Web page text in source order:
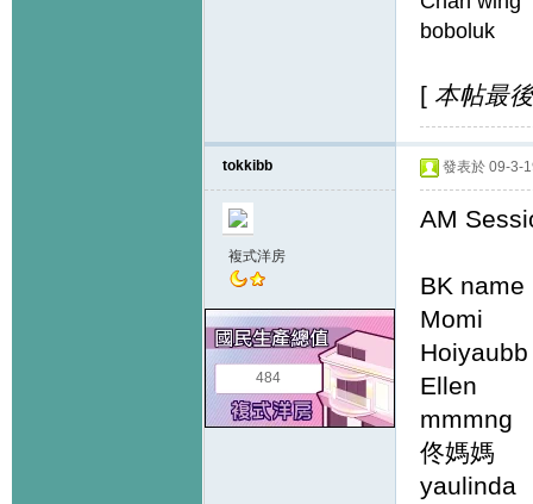
[ 本帖最
tokkibb
複式洋房
484
發表於 09-3-
AM
BK
佟媽